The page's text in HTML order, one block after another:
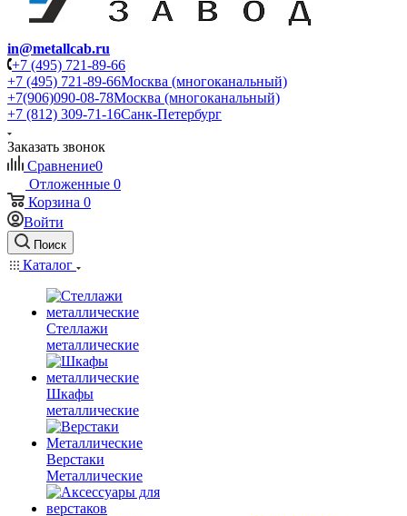
in@metallcab.ru
+7 (495) 721-89-66
+7 (495) 721-89-66Москва (многоканальный)
+7(906)090-08-78Москва (многоканальный)
+7 (812) 309-71-16Санк-Петербург
Заказать звонок
Сравнение0
Отложенные 0
Корзина 0
Войти
Поиск
Каталог
Стеллажи
металлические
Шкафы
металлические
Верстаки
Металлические